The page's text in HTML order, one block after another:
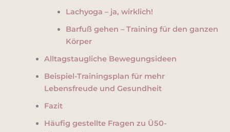
Lachyoga – ja, wirklich!
Barfuß gehen – Training für den ganzen
Körper
Alltagstaugliche Bewegungsideen
Beispiel-Trainingsplan für mehr
Lebensfreude und Gesundheit
Fazit
Häufig gestellte Fragen zu Ü50-